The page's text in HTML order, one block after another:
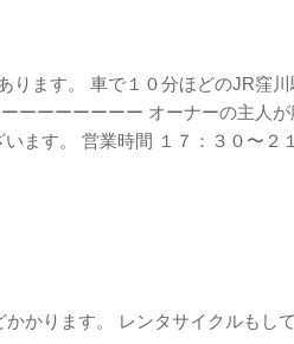
ます。 車で１０分ほどのJR窪
ーーーーーーー オーナーの主人
ます。 営業時間 １７：３０〜
かります。 レンタサイクルもし